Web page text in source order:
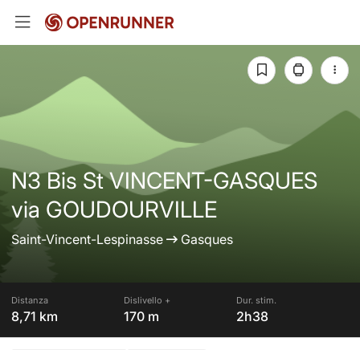
N3 Bis St VINCENT-GASQUES
via GOUDOURVILLE
Saint-Vincent-Lespinasse Gasques
Distanza
8,71 km
Dislivello +
170 m
Dur. stim.
2h38